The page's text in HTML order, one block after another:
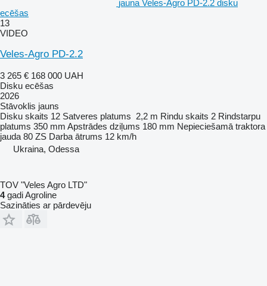
jauna Veles-Agro PD-2.2 disku
ecēšas
13
VIDEO
Veles-Agro PD-2.2
3 265 € 168 000 UAH
Disku ecēšas
2026
Stāvoklis jauns
Disku skaits 12 Satveres platums 2,2 m Rindu skaits 2 Rindstarpu
platums 350 mm Apstrādes dziļums 180 mm Nepieciešamā traktora
jauda 80 ZS Darba ātrums 12 km/h
Ukraina, Odessa
TOV "Veles Agro LTD"
4gadi Agroline
Sazināties ar pārdevēju